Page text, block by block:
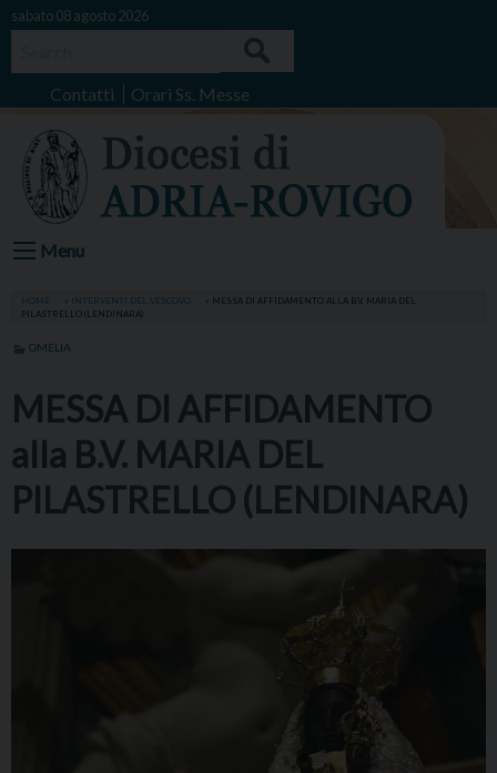
Skip
sabato 08 agosto 2026
Contatti Orari Ss. Messe
Menu
HOME INTERVENTI DEL VESCOVO
MESSA DI AFFIDAMENTO ALLA B.V. MARIA DEL
PILASTRELLO (LENDINARA)
OMELIA
MESSA DI AFFIDAMENTO
alla B.V. MARIA DEL
PILASTRELLO (LENDINARA)